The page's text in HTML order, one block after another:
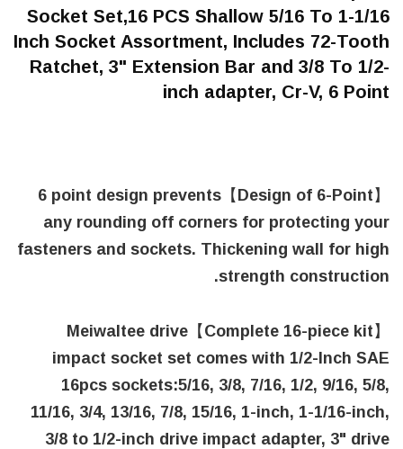
Socket Set,16 PCS Shallow 5/16 To 1-1/16
Inch Socket Assortment, Includes 72-Tooth
Ratchet, 3" Extension Bar and 3/8 To 1/2-
inch adapter, Cr-V, 6 Point
【Design of 6-Point】6 point design prevents
any rounding off corners for protecting your
fasteners and sockets. Thickening wall for high
strength construction.
【Complete 16-piece kit】Meiwaltee drive
impact socket set comes with 1/2-Inch SAE
16pcs sockets:5/16, 3/8, 7/16, 1/2, 9/16, 5/8,
11/16, 3/4, 13/16, 7/8, 15/16, 1-inch, 1-1/16-inch,
3/8 to 1/2-inch drive impact adapter, 3" drive